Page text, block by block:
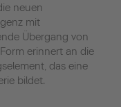
neuen
mit
Übergang von
erinnert an die
das eine
bildet.